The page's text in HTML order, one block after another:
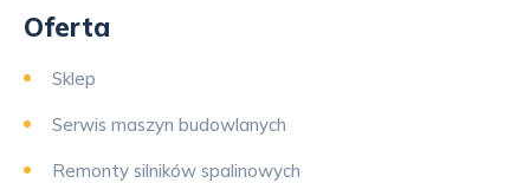
Oferta
Sklep
Serwis maszyn budowlanych
Remonty silników spalinowych